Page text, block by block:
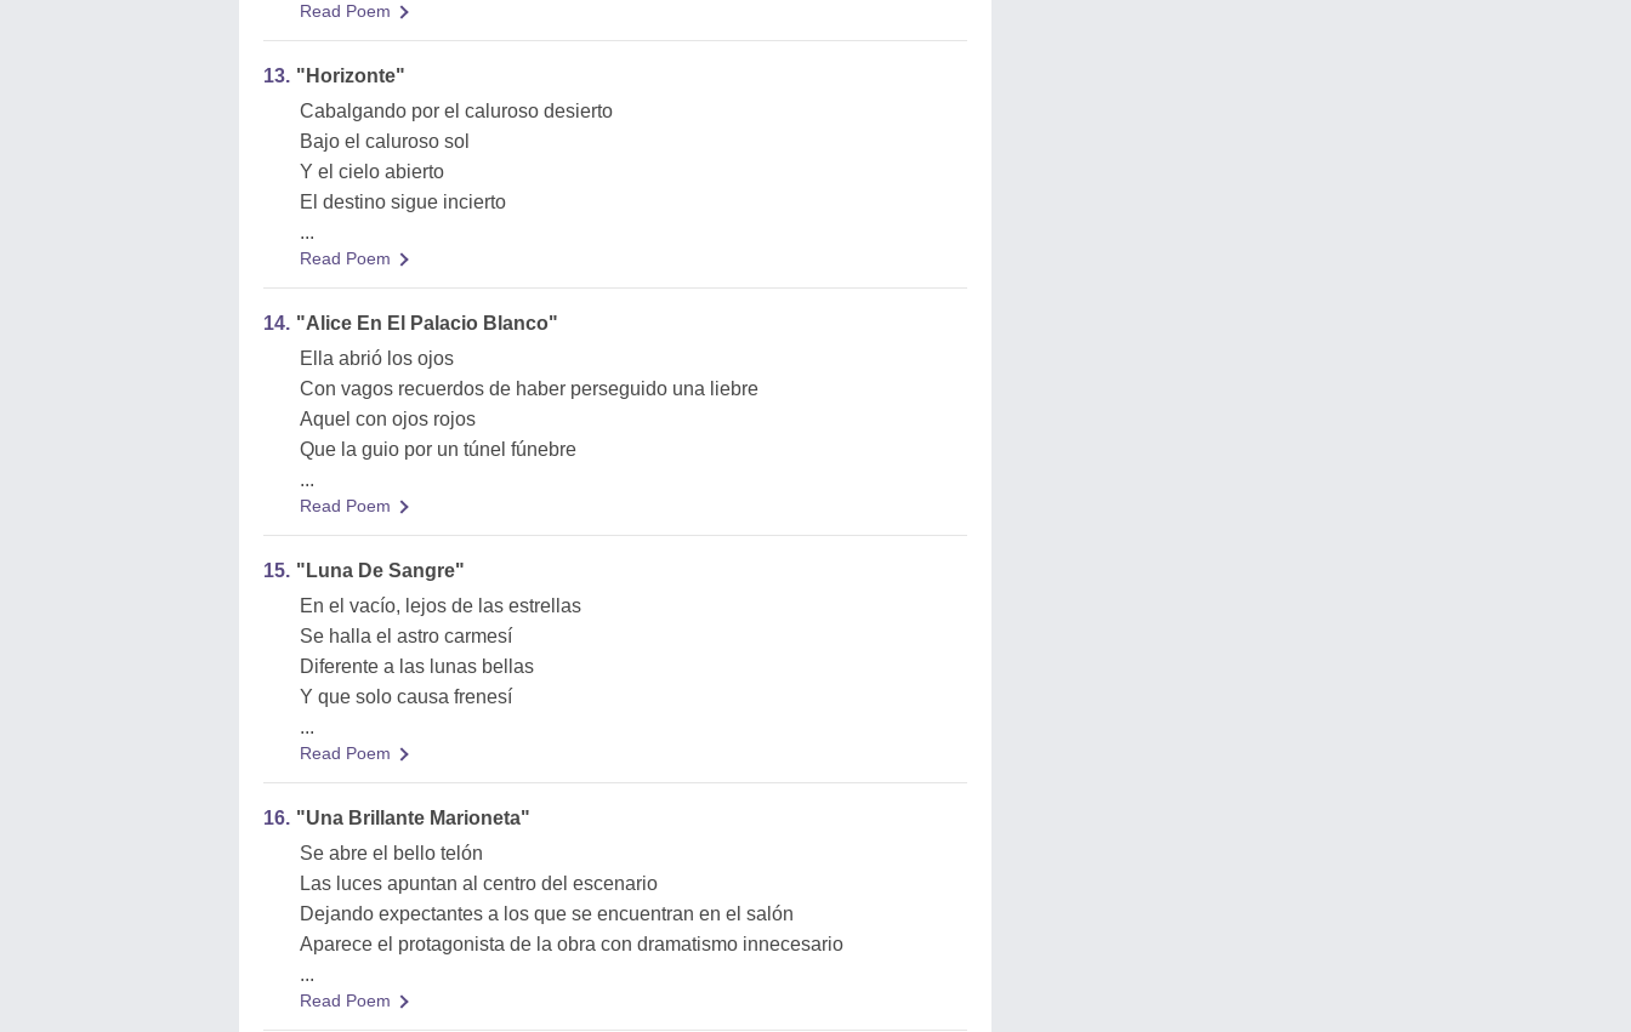
Read Poem
13. "Horizonte"
Cabalgando por el caluroso desierto
Bajo el caluroso sol
Y el cielo abierto
El destino sigue incierto
...
Read Poem
14. "Alice En El Palacio Blanco"
Ella abrió los ojos
Con vagos recuerdos de haber perseguido una liebre
Aquel con ojos rojos
Que la guio por un túnel fúnebre
...
Read Poem
15. "Luna De Sangre"
En el vacío, lejos de las estrellas
Se halla el astro carmesí
Diferente a las lunas bellas
Y que solo causa frenesí
...
Read Poem
16. "Una Brillante Marioneta"
Se abre el bello telón
Las luces apuntan al centro del escenario
Dejando expectantes a los que se encuentran en el salón
Aparece el protagonista de la obra con dramatismo innecesario
...
Read Poem